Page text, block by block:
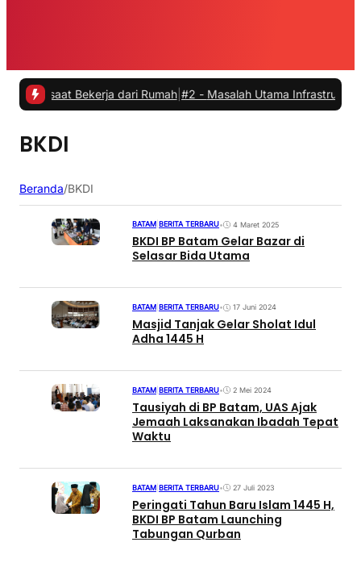
Bekerja dari Rumah| #2 -Masalah Utama Infrastruktur
BKDI
Beranda/BKDI
BATAM BERITA TERBARU• 4 Maret 2025
BKDI BP Batam Gelar Bazar di
Selasar Bida Utama
BATAM BERITA TERBARU• 17 Juni 2024
Masjid Tanjak Gelar Sholat Idul
Adha 1445 H
BATAM BERITA TERBARU• 2 Mei 2024
Tausiyah di BP Batam, UAS Ajak
Jemaah Laksanakan Ibadah Tepat
Waktu
BATAM BERITA TERBARU• 27 Juli 2023
Peringati Tahun Baru Islam 1445 H,
BKDI BP Batam Launching
Tabungan Qurban